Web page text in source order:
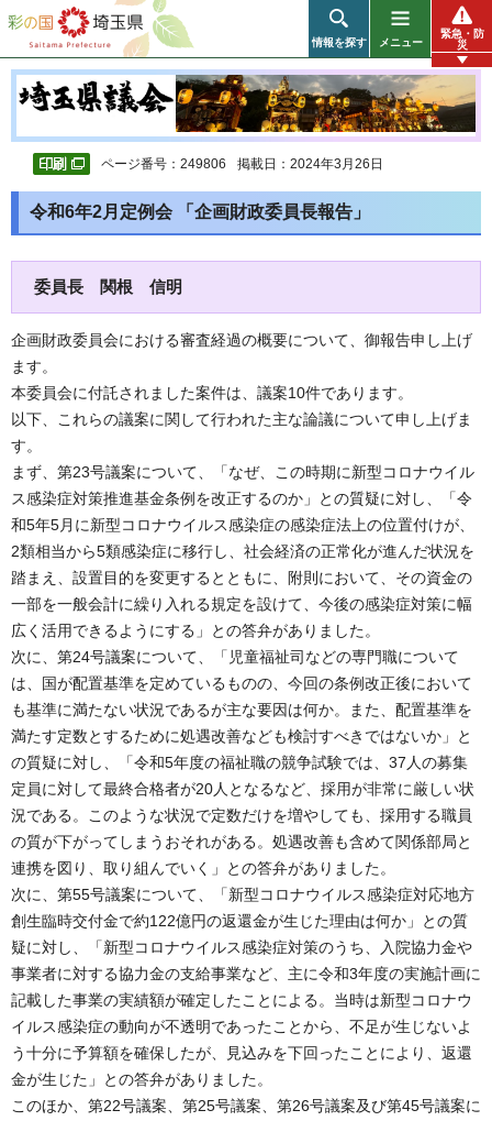
彩の国 埼玉県
情報を探す メニュー
緊急・防
災
ページ番号：249806 掲載日：2024年3月26日
令和6年2月定例会 「企画財政委員長報告」
委員長 関根 信明
企画財政委員会における審査経過の概要について、御報告申し上げ
ます。
本委員会に付託されました案件は、議案10件であります。
以下、これらの議案に関して行われた主な論議について申し上げま
す。
まず、第23号議案について、「なぜ、この時期に新型コロナウイル
ス感染症対策推進基金条例を改正するのか」との質疑に対し、「令
和5年5月に新型コロナウイルス感染症の感染症法上の位置付けが、
2類相当から5類感染症に移行し、社会経済の正常化が進んだ状況を
踏まえ、設置目的を変更するとともに、附則において、その資金の
一部を一般会計に繰り入れる規定を設けて、今後の感染症対策に幅
広く活用できるようにする」との答弁がありました。
次に、第24号議案について、「児童福祉司などの専門職について
は、国が配置基準を定めているものの、今回の条例改正後において
も基準に満たない状況であるが主な要因は何か。また、配置基準を
満たす定数とするために処遇改善なども検討すべきではないか」と
の質疑に対し、「令和5年度の福祉職の競争試験では、37人の募集
定員に対して最終合格者が20人となるなど、採用が非常に厳しい状
況である。このような状況で定数だけを増やしても、採用する職員
の質が下がってしまうおそれがある。処遇改善も含めて関係部局と
連携を図り、取り組んでいく」との答弁がありました。
次に、第55号議案について、「新型コロナウイルス感染症対応地方
創生臨時交付金で約122億円の返還金が生じた理由は何か」との質
疑に対し、「新型コロナウイルス感染症対策のうち、入院協力金や
事業者に対する協力金の支給事業など、主に令和3年度の実施計画に
記載した事業の実績額が確定したことによる。当時は新型コロナウ
イルス感染症の動向が不透明であったことから、不足が生じないよ
う十分に予算額を確保したが、見込みを下回ったことにより、返還
金が生じた」との答弁がありました。
このほか、第22号議案、第25号議案、第26号議案及び第45号議案に